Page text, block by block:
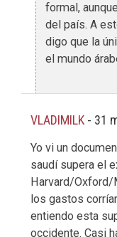
formal,
del país. A
digo que la
el mundo
VLADIMILK - 31
Yo vi un
saudí supera el
Harvard/Oxford/
los gastos
entiendo esta
occidente. Casi